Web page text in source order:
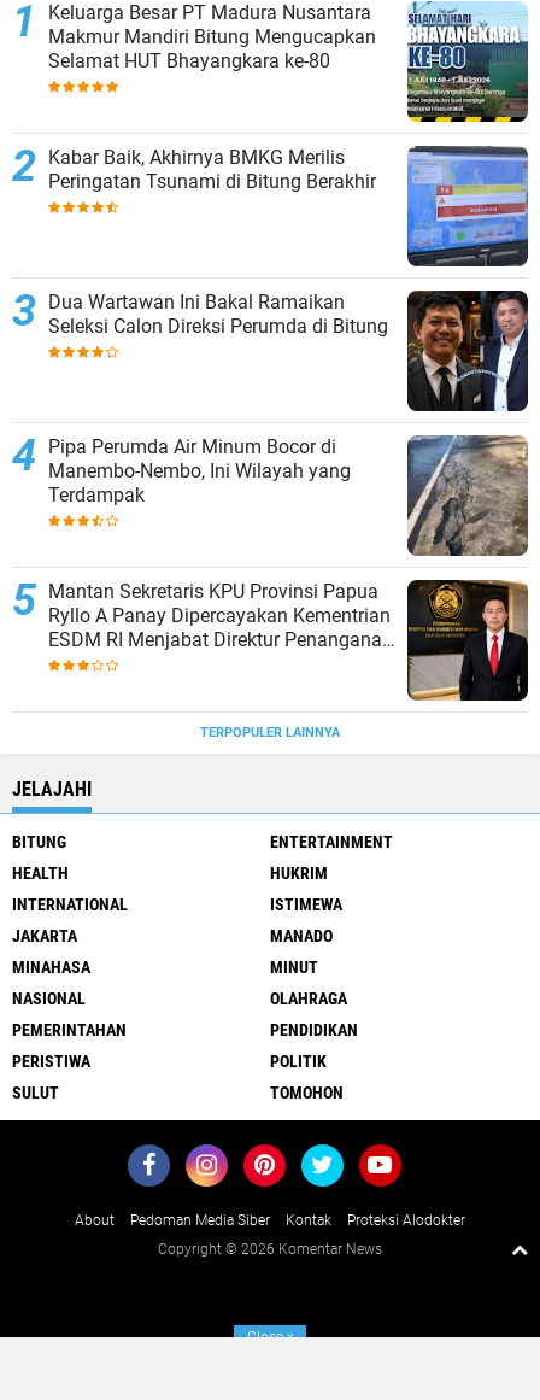
Keluarga Besar PT Madura Nusantara
Makmur Mandiri Bitung Mengucapkan
Selamat HUT Bhayangkara ke-80
Kabar Baik, Akhirnya BMKG Merilis
Peringatan Tsunami di Bitung Berakhir
Dua Wartawan Ini Bakal Ramaikan
Seleksi Calon Direksi Perumda di Bitung
Pipa Perumda Air Minum Bocor di
Manembo-Nembo, Ini Wilayah yang
Terdampak
Mantan Sekretaris KPU Provinsi Papua
Ryllo A Panay Dipercayakan Kementrian
ESDM RI Menjabat Direktur Penanganan
Aset Barang Bukti
TERPOPULER LAINNYA
JELAJAHI
BITUNG
ENTERTAINMENT
HEALTH
HUKRIM
INTERNATIONAL
ISTIMEWA
JAKARTA
MANADO
MINAHASA
MINUT
NASIONAL
OLAHRAGA
PEMERINTAHAN
PENDIDIKAN
PERISTIWA
POLITIK
SULUT
TOMOHON
About Pedoman Media Siber Kontak
Proteksi Alodokter
Copyright © 2026 Komentar News
Closex